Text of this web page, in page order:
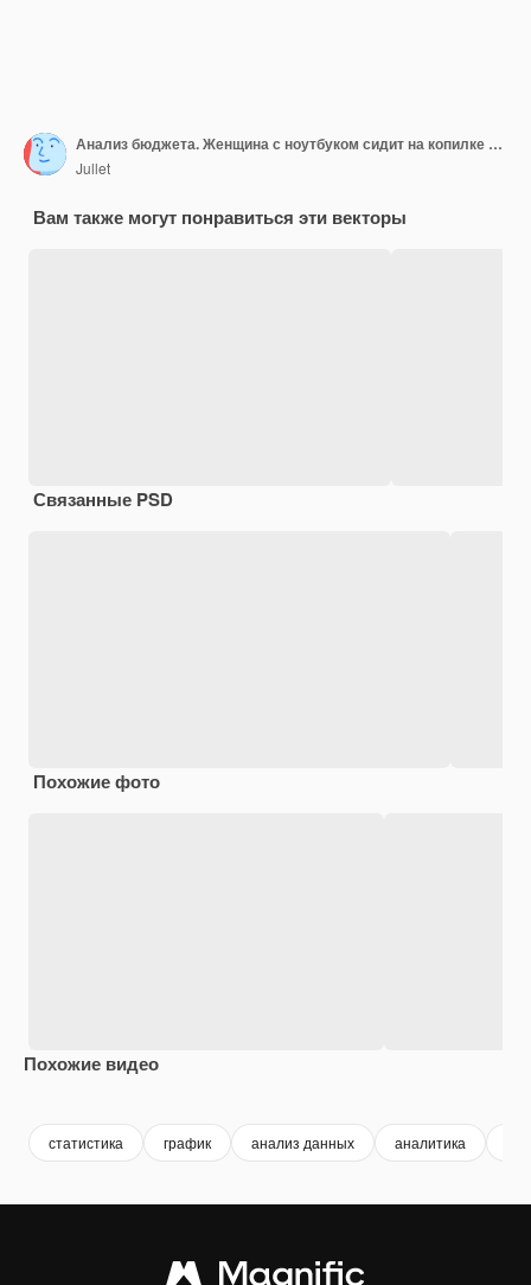
Анализ бюджета. Женщина с ноутбуком сидит на копилке рядом с монетами
Jullet
Вам также могут понравиться эти векторы
Связанные PSD
Похожие фото
Похожие видео
статистика график анализ данных аналитика